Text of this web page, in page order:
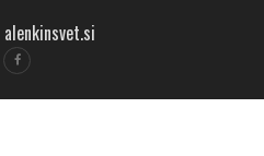
alenkinsvet.si